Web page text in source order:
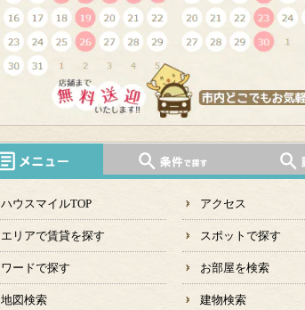
ハウスマイルTOP アクセス
エリアで賃貸を探す スポットで探す
ワードで探す お部屋を検索
地図検索 建物検索